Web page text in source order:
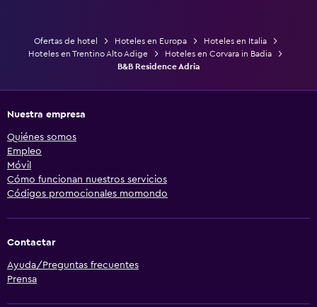
Ofertas de hotel Hoteles en Europa
Hoteles en Italia
Hoteles en Trentino Alto Adige
Hoteles en Corvara in Badia
B&B Residence Adria
Nuestra empresa
Quiénes somos
Empleo
Móvil
Cómo funcionan nuestros servicios
Códigos promocionales momondo
Contactar
Ayuda/Preguntas frecuentes
Prensa